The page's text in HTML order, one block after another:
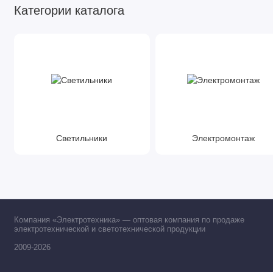
Категории каталога
Светильники Электромонтаж
Компания «Электротехника» — оптовая компания по продаже
электротехнической и светотехнической продукции
2009-2026